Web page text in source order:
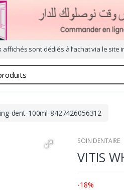
sont dédiés à l’achat via le site
dent-100ml-8427426056312
SOIN DENTAIRE
VITIS
-18%